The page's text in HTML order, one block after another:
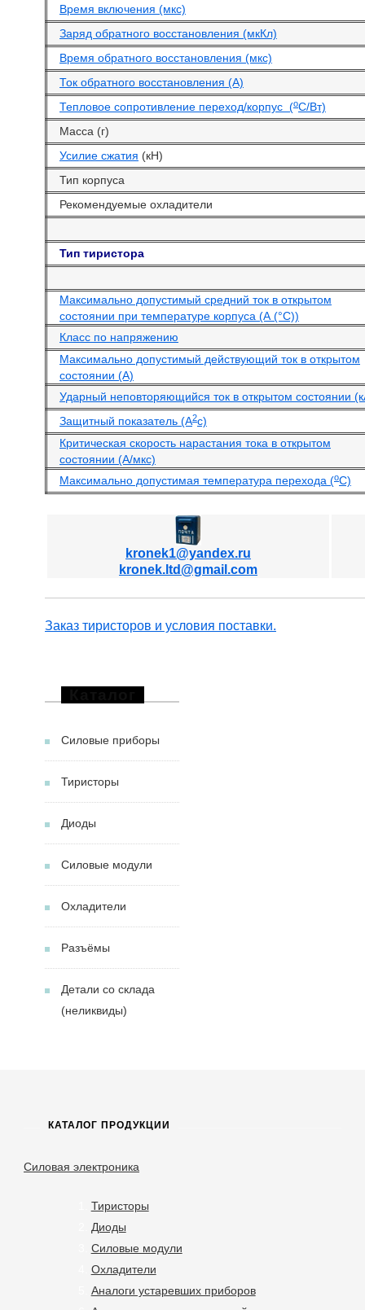
Время включения (мкс)
Заряд обратного восстановления (мкКл)
Время обратного восстановления (мкс)
Ток обратного восстановления (А)
Тепловое сопротивление переход/корпус (oС/Вт)
Масса (г)
Усилие сжатия (кН)
Тип корпуса
Рекомендуемые охладители
Тип тиристора
Максимально допустимый средний ток в открытом
состоянии при температуре корпуса (А (°С))
Класс по напряжению
Максимально допустимый действующий ток в открытом
состоянии (А)
Ударный неповторяющийся ток в открытом состоянии
Защитный показатель (А2с)
Критическая скорость нарастания тока в открытом
состоянии (А/мкс)
Максимально допустимая температура перехода (oС)
kronek1@yandex.ru
kronek.ltd@gmail.com
Заказ тиристоров и условия поставки.
Силовые приборы
Тиристоры
Диоды
Силовые модули
Охладители
Разъёмы
Детали со склада
(неликвиды)
КАТАЛОГ ПРОДУКЦИИ
Силовая электроника
Тиристоры
Диоды
Силовые модули
Охладители
Аналоги устаревших приборов